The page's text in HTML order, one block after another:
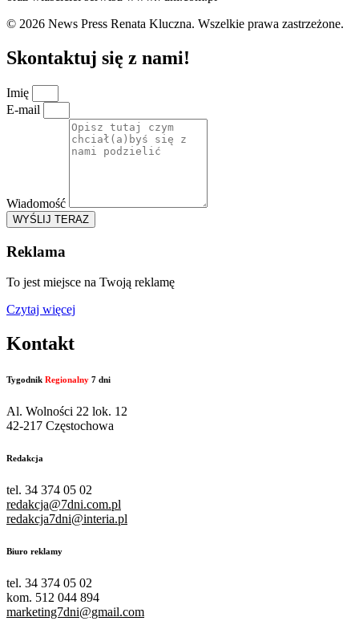
© 2026 News Press Renata Kluczna. Wszelkie prawa zastrzeżone.
Skontaktuj się z nami!
Imię
E-mail
Wiadomość
WYŚLIJ TERAZ
Reklama
To jest miejsce na Twoją reklamę
Czytaj więcej
Kontakt
Tygodnik Regionalny 7 dni
Al. Wolności 22 lok. 12
42-217 Częstochowa
Redakcja
tel. 34 374 05 02
redakcja@7dni.com.pl
redakcja7dni@interia.pl
Biuro reklamy
tel. 34 374 05 02
kom. 512 044 894
marketing7dni@gmail.com